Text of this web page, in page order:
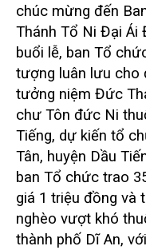
chúc mừng đến
Thánh Tổ Ni Đại Ái
buổi lễ, ban Tổ
tượng luân lưu cho
tưởng niệm Đức
chư Tôn đức Ni
Tiếng, dự kiến tổ
Tân, huyện Dầu
ban Tổ chức trao
giá 1 triệu đồng và
nghèo vượt khó
thành phố Dĩ An,